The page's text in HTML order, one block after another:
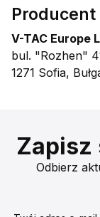
Producent
V-TAC Europe
bul. "Rozhen"
1271 Sofia,
Zapisz
Odbierz